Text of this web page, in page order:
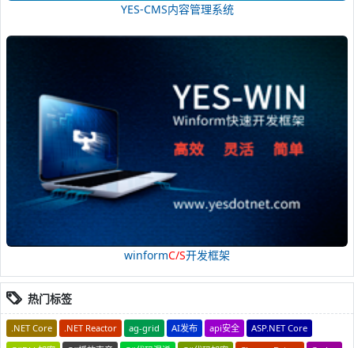
YES-CMS内容管理系统
winformC/S开发框架
热门标签
.NET Core .NET Reactor ag-grid AI发布 api安全
ASP.NET Core